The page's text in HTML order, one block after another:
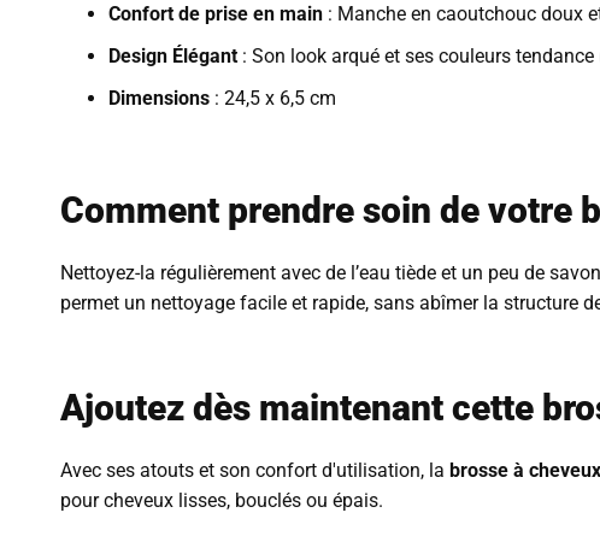
Confort de prise en main : Manche en caoutchouc doux
Design Élégant: Son look arqué et ses couleurs tendance
Dimensions : 24,5 x 6,5 cm
Comment prendre soin de votre
Nettoyez-la régulièrement avec de l’eau tiède et un peu de
permet un nettoyage facile et rapide, sans abîmer la structure
Ajoutez dès maintenant cette
Avec ses atouts et son confort d'utilisation, la brosse à
pour cheveux lisses, bouclés ou épais.